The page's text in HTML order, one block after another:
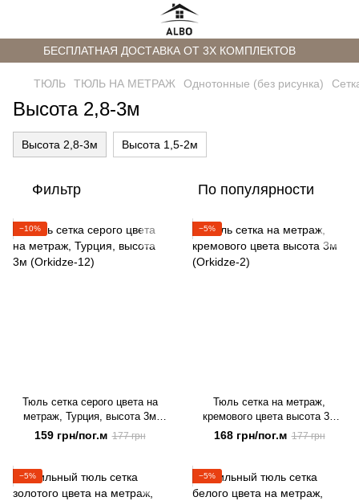
БЕСПЛАТНАЯ ДОСТАВКА ОТ 3Х КОМПЛЕКТОВ
ТЮЛЬ ТЮЛЬ НА МЕТРАЖ Однотонные (без рисунка)
Высота 2,8-3м
Высота 2,8-3м Высота 1,5-2м
Фильтр По популярности
−10%
Тюль сетка серого цвета на
метраж, Турция, высота 3м
(Orkidze-12)
159 грн/пог.м 177 грн
−5%
Тюль сетка на метраж,
кремового цвета высота 3м
(Orkidze-2)
168 грн/пог.м 177 грн
−5% −5%